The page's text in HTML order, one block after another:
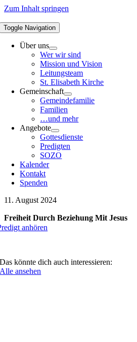
Zum Inhalt springen
Toggle Navigation
Über uns
Wer wir sind
Mission und Vision
Leitungsteam
St. Elisabeth Kirche
Gemeinschaft
Gemeindefamilie
Familien
…und mehr
Angebote
Gottesdienste
Predigten
SOZO
Kalender
Kontakt
Spenden
11. August 2024
Freiheit Durch Beziehung Mit Jesus
anhören
Das könnte dich auch interessieren:
Alle ansehen